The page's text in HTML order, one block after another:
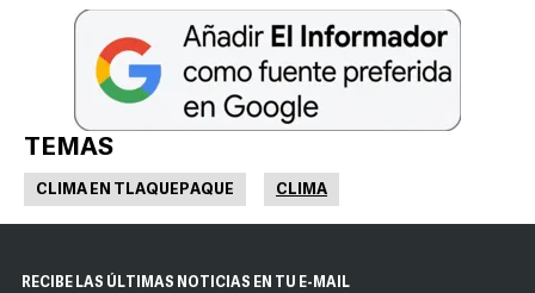
TEMAS
CLIMA EN TLAQUEPAQUE CLIMA
RECIBE LAS ÚLTIMAS NOTICIAS EN TU E-MAIL